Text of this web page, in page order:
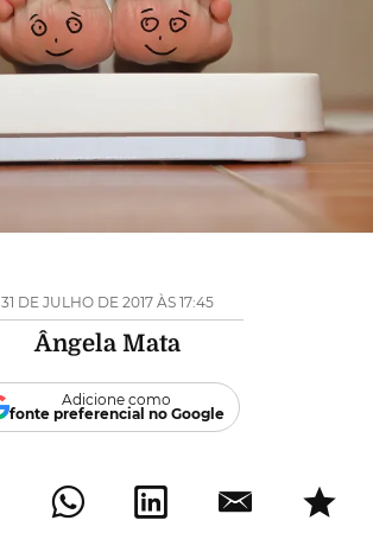
31 DE JULHO DE 2017 ÀS 17:45
Ângela Mata
Adicione como
fonte preferencial no Google